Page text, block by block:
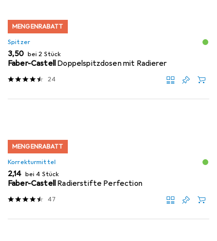
MENGENRABATT
Spitzer
EUR
3,50 bei 2 Stück
Faber-Castell Doppelspitzdosen mit Radierer
24
MENGENRABATT
Korrekturmittel
EUR
2,14 bei 4 Stück
Faber-Castell Radierstifte Perfection
47